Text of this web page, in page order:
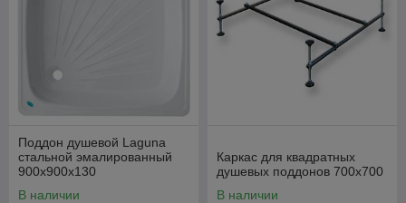
Поддон душевой Laguna
стальной эмалированный
900х900x130
В наличии
Каркас для квадратных
душевых поддонов 700х700
В наличии